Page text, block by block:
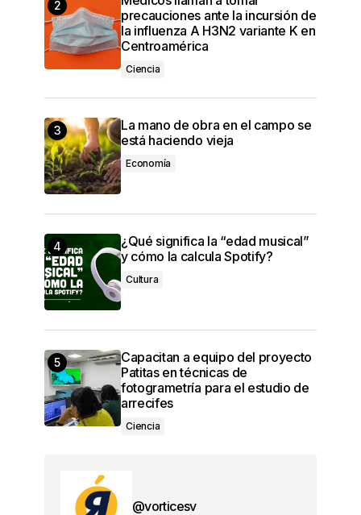
precauciones ante la incursión de
la influenza A H3N2 variante K en
Centroamérica
Ciencia
La mano de obra en el campo se
está haciendo vieja
Economía
¿Qué significa la “edad musical”
y cómo la calcula Spotify?
Cultura
Capacitan a equipo del proyecto
Patitas en técnicas de
fotogrametría para el estudio de
arrecifes
Ciencia
@vorticesv